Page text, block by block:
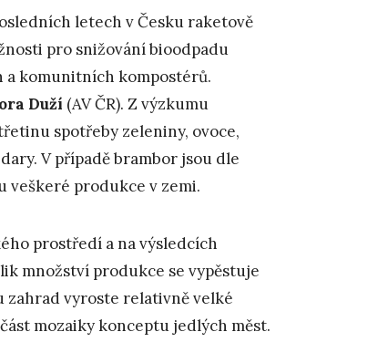
letech v Česku raketově
pro snižování bioodpadu
a komunitních kompostérů.
Duží (AV ČR). Z výzkumu
spotřeby zeleniny, ovoce,
V případě brambor jsou dle
veškeré produkce v zemi.
prostředí a na výsledcích
množství produkce se vypěstuje
zahrad vyroste relativně velké
mozaiky konceptu jedlých měst.